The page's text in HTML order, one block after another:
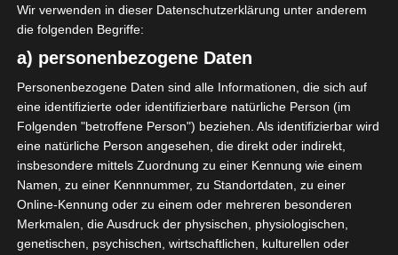
Der zehnte Spieltag der Ligue 1 Pro Tunesien
2025/2026 findet am Samstag/Sonntag, 18./19.
Oktober und Dienstag/Mittwoch, 21./22. Oktober
2025, statt (alle Spiele um 15:00 Uhr).
Kurzlink und weitere Infos: https://www.kashba.de/in
Wir verwenden in dieser Datenschutzerklärung unter anderem
die folgenden Begriffe:
a) personenbezogene Daten
Personenbezogene Daten sind alle Informationen, die sich auf
eine identifizierte oder identifizierbare natürliche Person (im
Folgenden "betroffene Person") beziehen. Als identifizierbar wird
eine natürliche Person angesehen, die direkt oder indirekt,
insbesondere mittels Zuordnung zu einer Kennung wie einem
Namen, zu einer Kennnummer, zu Standortdaten, zu einer
Online-Kennung oder zu einem oder mehreren besonderen
Merkmalen, die Ausdruck der physischen, physiologischen,
genetischen, psychischen, wirtschaftlichen, kulturellen oder